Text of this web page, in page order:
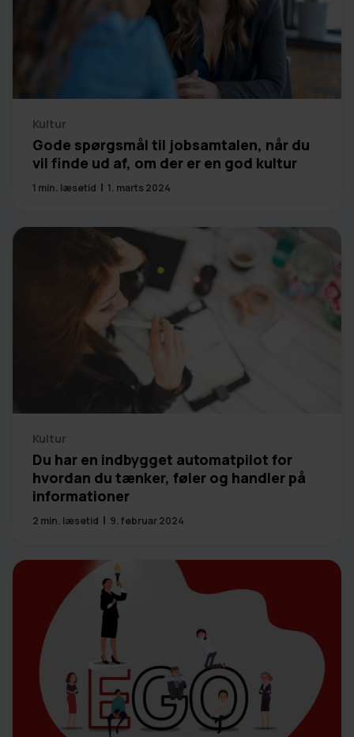
Kultur
Gode spørgsmål til jobsamtalen, når du
vil finde ud af, om der er en god kultur
1 min. læsetid 1. marts 2024
Kultur
Du har en indbygget automatpilot for
hvordan du tænker, føler og handler på
informationer
2 min. læsetid 9. februar 2024